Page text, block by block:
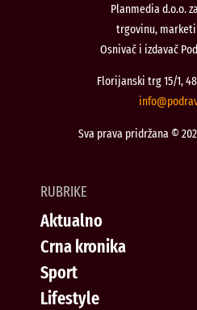
Planmedia d.o.o.
trgovinu,
Osnivač i izdavač
Florijanski trg 15/1,
@ofni
Sva prava pridržana ©
RUBRIKE
Aktualno
Crna kronika
Sport
Lifestyle